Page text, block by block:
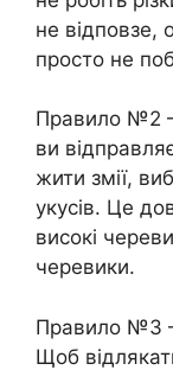
не відповзе,
просто не
Правило №2
ви
жити змії,
укусів. Це
високі
черевики.
Правило №3 –
Щоб